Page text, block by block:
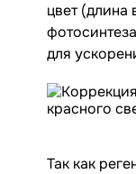
цвет (длина
для
Так как